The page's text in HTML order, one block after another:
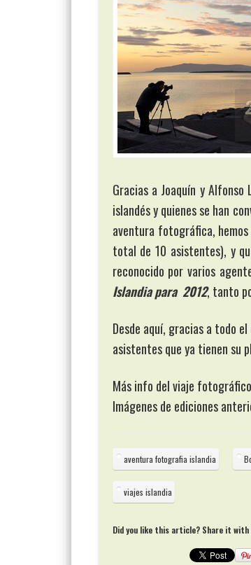
Gracias a Joaquín y Alfonso
islandés y quienes se han
aventura fotográfica,
total de 10 asistentes), y
reconocido por varios
Islandia para 2012, tanto
Desde aquí, gracias a todo
asistentes que ya tienen su
Más info del viaje
Imágenes de ediciones
aventura fotografia islandia
viajes islandia
Did you like this article? Share it